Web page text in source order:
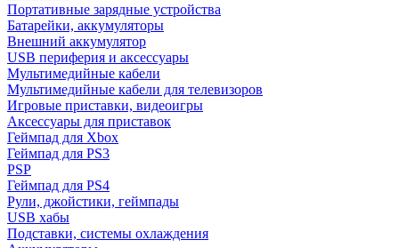
Портативные зарядные устройства
Батарейки, аккумуляторы
Внешний аккумулятор
USB периферия и аксессуары
Мультимедийные кабели
Мультимедийные кабели для телевизоров
Игровые приставки, видеоигры
Аксессуары для приставок
Геймпад для Xbox
Геймпад для PS3
PSP
Геймпад для PS4
Рули, джойстики, геймпады
USB хабы
Подставки, системы охлаждения